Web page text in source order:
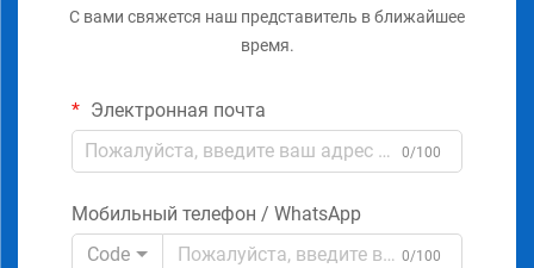
С вами свяжется наш представитель в ближайшее
время.
Электронная почта
0/100
Мобильный телефон / WhatsApp
Code
0/100